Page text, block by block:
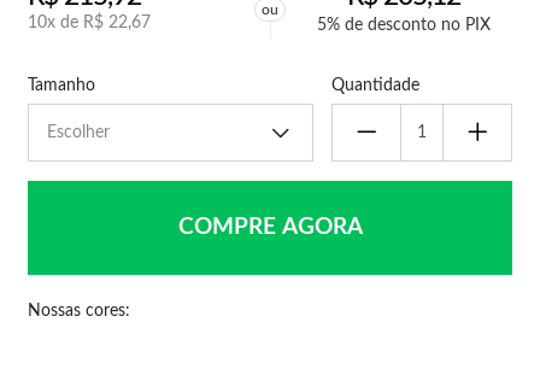
10x de R$ 22,67
ou
5% de desconto no PIX
Tamanho Quantidade
COMPRE AGORA
Nossas cores: